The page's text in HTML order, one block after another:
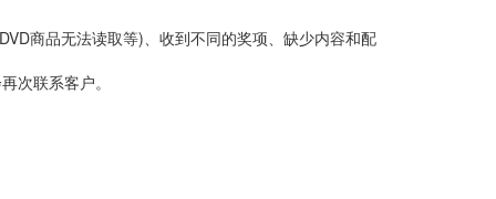
商品无法读取等)、收到不同的奖项、缺少内容和配
次联系客户。